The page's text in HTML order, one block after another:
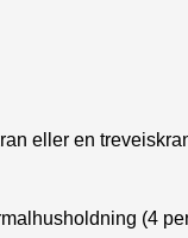
eller en
(4